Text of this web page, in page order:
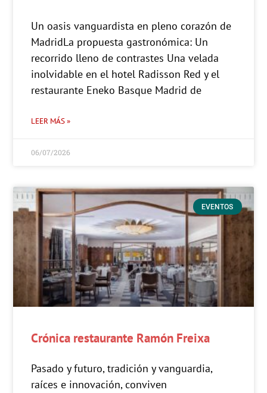
Un oasis vanguardista en pleno corazón de
MadridLa propuesta gastronómica: Un
recorrido lleno de contrastes Una velada
inolvidable en el hotel Radisson Red y el
restaurante Eneko Basque Madrid de
LEER MÁS »
06/07/2026
EVENTOS
Crónica restaurante Ramón Freixa
Pasado y futuro, tradición y vanguardia,
raíces e innovación, conviven